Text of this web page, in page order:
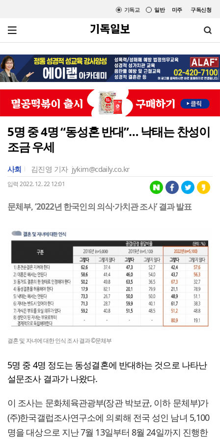
미주 구독신청
일반
기독교
5명 중 4명 “동성혼 반대”… 낙태는 찬성이
조금 우세
사회 김진영 기자 jykim@cdaily.co.kr
입력 2022. 12. 22 12:01
문체부, ‘2022년 한국인의 의식·가치관 조사’ 결과 발표
결혼 및 자녀에 대한 인식 조사 결과 ©문체부
5명 중 4명 정도는 동성결혼에 반대하는 것으로 나타난
설문조사 결과가 나왔다.
이 조사는 문화체육관광부(장관 박보균, 이하 문체부)가
(주)한국갤럽조사연구소에 의뢰해 전국 성인 남녀 5,100
명을 대상으로 지난 7월 13일부터 8월 24일까지 진행한